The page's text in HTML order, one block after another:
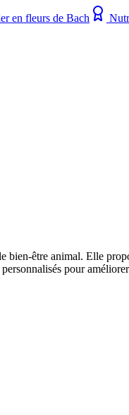
en fleurs de Bach
bien-être animal. Elle
pour